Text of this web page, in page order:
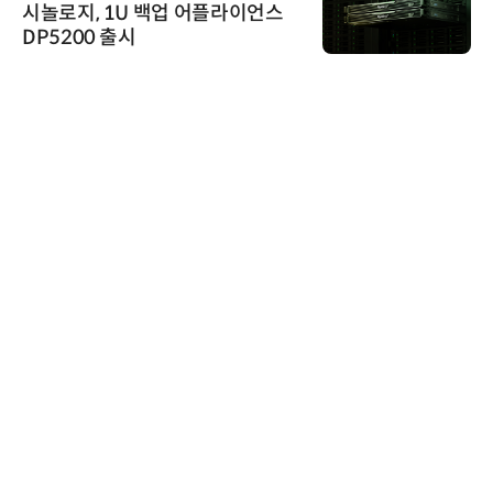
시놀로지, 1U 백업 어플라이언스
DP5200 출시